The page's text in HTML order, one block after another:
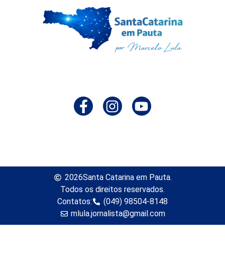
2026Santa Catarina em Pauta.
Todos os direitos reservados.
Contatos:
(049) 98504-8148
mlula.jornalista@gmail.com